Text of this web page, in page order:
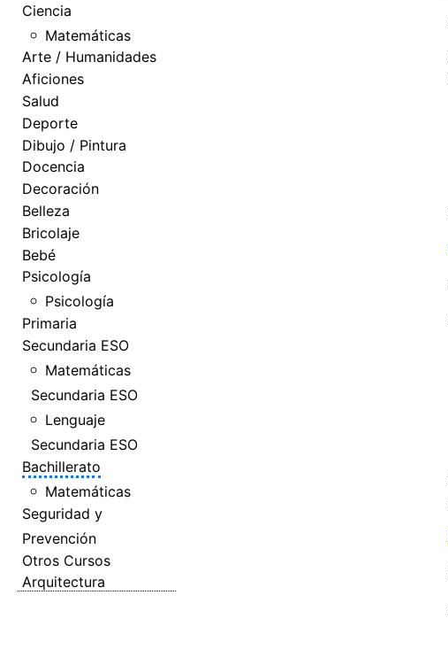
Ciencia
Matemáticas
Arte / Humanidades
Aficiones
Salud
Deporte
Dibujo / Pintura
Docencia
Decoración
Belleza
Bricolaje
Bebé
Psicología
Psicología
Primaria
Secundaria ESO
Matemáticas
Secundaria ESO
Lenguaje
Secundaria ESO
Bachillerato
Matemáticas
Seguridad y
Prevención
Otros Cursos
Arquitectura